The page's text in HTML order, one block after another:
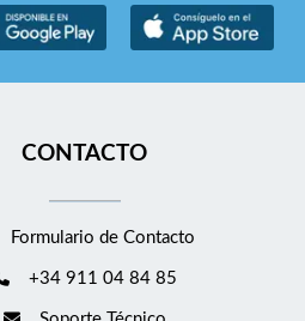
CONTACTO
Formulario de Contacto
+34 911 04 84 85